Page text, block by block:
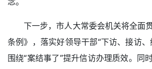
下一步，市人大常委会机关将全面
条例》，落实好领导干部“下访、接访、
围绕“案结事了”提升信访办理质效。同